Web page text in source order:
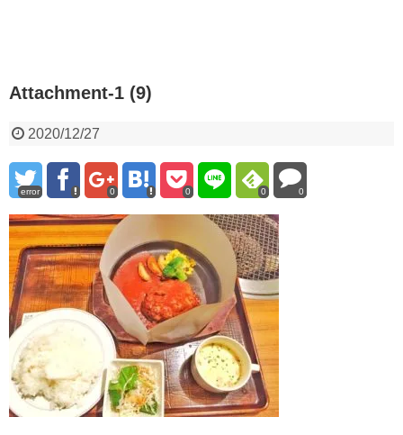
Attachment-1 (9)
2020/12/27
error 0 0 0 0